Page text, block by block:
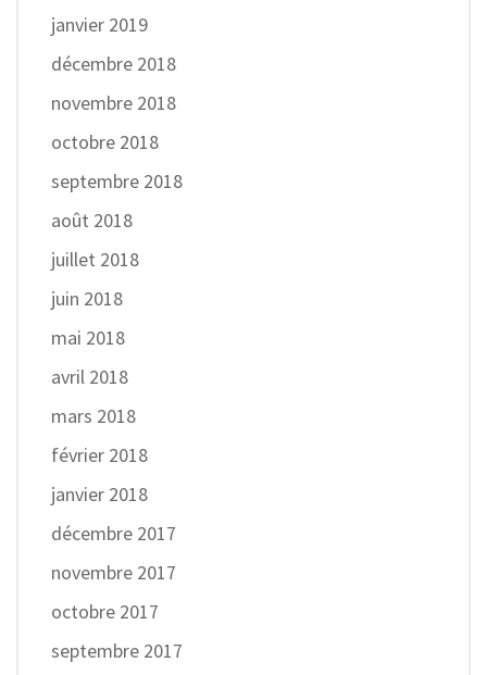
janvier 2019
décembre 2018
novembre 2018
octobre 2018
septembre 2018
août 2018
juillet 2018
juin 2018
mai 2018
avril 2018
mars 2018
février 2018
janvier 2018
décembre 2017
novembre 2017
octobre 2017
septembre 2017